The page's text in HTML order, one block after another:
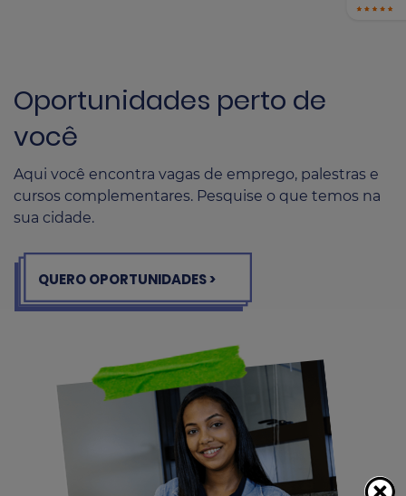
Oportunidades perto de
você
Aqui você encontra vagas de emprego, palestras e
cursos complementares. Pesquise o que temos na
sua cidade.
QUERO OPORTUNIDADES >